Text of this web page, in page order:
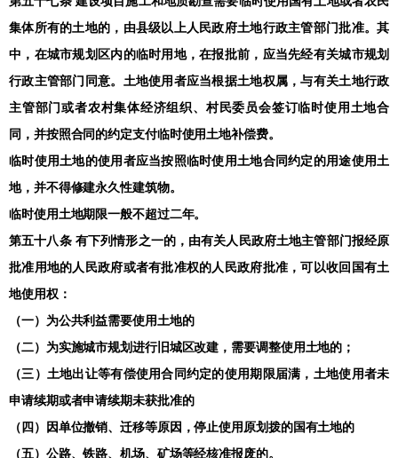
集体所有的土地的，由县级以上人民政府土地行政主管部门批准。其
中，在城市规划区内的临时用地，在报批前，应当先经有关城市规划
行政主管部门同意。土地使用者应当根据土地权属，与有关土地行政
主管部门或者农村集体经济组织、村民委员会签订临时使用土地合
同，并按照合同的约定支付临时使用土地补偿费。
临时使用土地的使用者应当按照临时使用土地合同约定的用途使用土
地，并不得修建永久性建筑物。
临时使用土地期限一般不超过二年。
第五十八条 有下列情形之一的，由有关人民政府土地主管部门报经原
批准用地的人民政府或者有批准权的人民政府批准，可以收回国有土
地使用权：
（一）为公共利益需要使用土地的
（二）为实施城市规划进行旧城区改建，需要调整使用土地的；
（三）土地出让等有偿使用合同约定的使用期限届满，土地使用者未
申请续期或者申请续期未获批准的
（四）因单位撤销、迁移等原因，停止使用原划拨的国有土地的
（五）公路、铁路、机场、矿场等经核准报废的。